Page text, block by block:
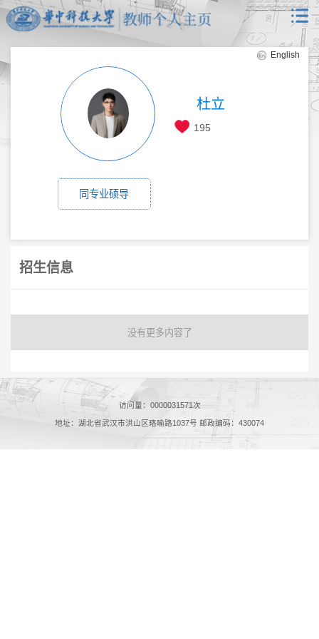
English
杜立
195
同专业硕导
招生信息
没有更多内容了
访问量： 0000031571 次
地址：湖北省武汉市洪山区珞喻路1037号 邮政编码：430074